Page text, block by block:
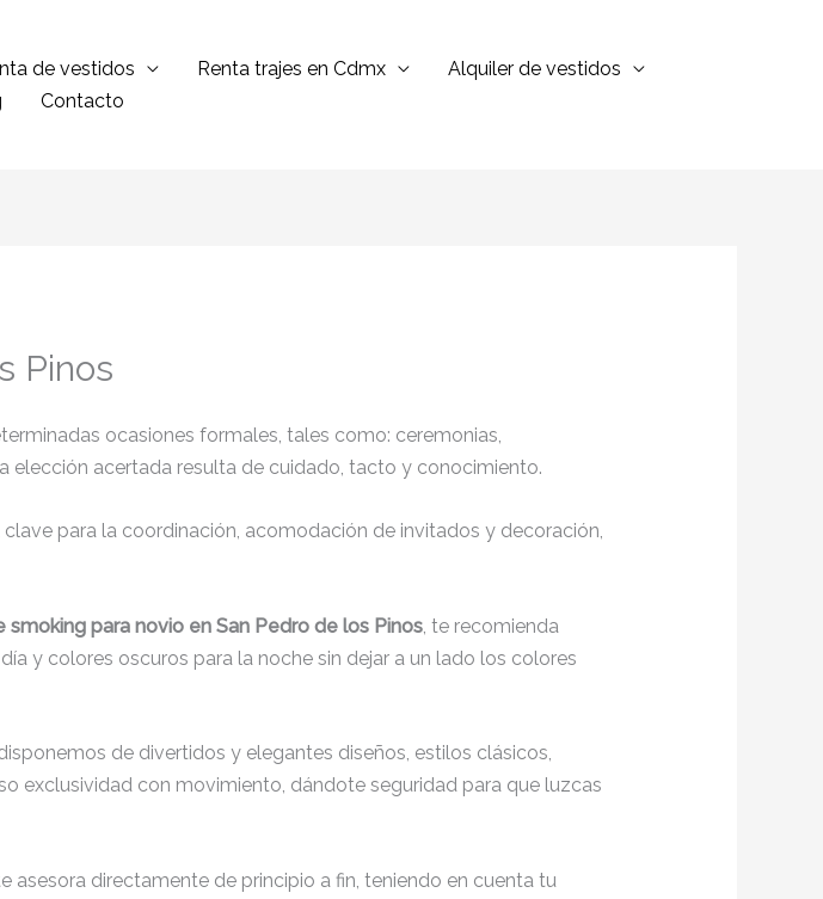
de vestidos Renta trajes en Cdmx
Alquiler de vestidos
Contacto
Pinos
ocasiones formales, tales como: ceremonias,
elección acertada resulta de cuidado, tacto y conocimiento.
para la coordinación, acomodación de invitados y decoración,
smoking para novio en San Pedro de los Pinos, te recomienda
y colores oscuros para la noche sin dejar a un lado los colores
de divertidos y elegantes diseños, estilos clásicos,
exclusividad con movimiento, dándote seguridad para que luzcas
asesora directamente de principio a fin, teniendo en cuenta tu